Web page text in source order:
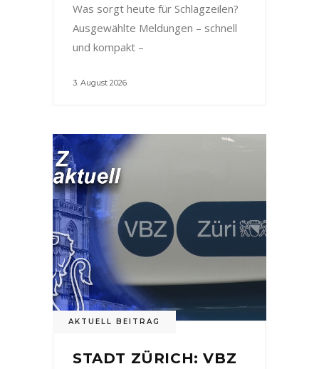
Was sorgt heute für Schlagzeilen?
Ausgewählte Meldungen – schnell
und kompakt –
3. August 2026
AKTUELL BEITRAG
STADT ZÜRICH: VBZ